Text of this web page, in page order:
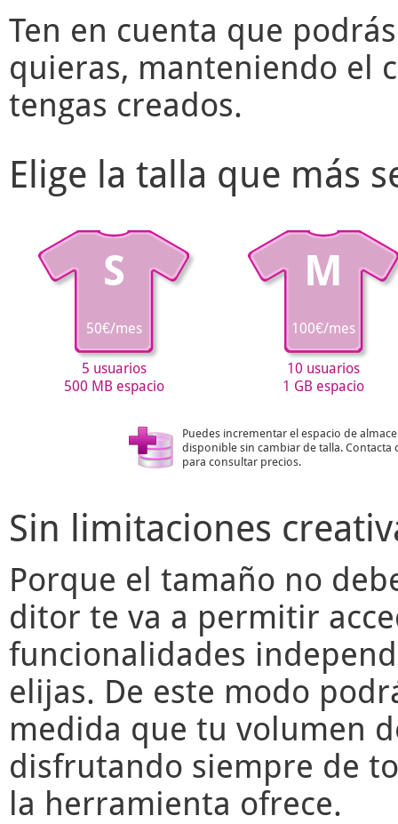
Ten en cuenta que
quieras, manteniendo el
tengas creados.
Elige la talla que más
S
50€/mes
5 usuarios
500 MB espacio
M
100€/mes
10 usuarios
1 GB espacio
Puedes incrementar el espacio de
disponible sin cambiar de talla. Contacta
para consultar precios.
Sin limitaciones
Porque el tamaño no
ditor te va a permitir
funcionalidades
elijas. De este modo
medida que tu volumen
disfrutando siempre de
la herramienta ofrece.